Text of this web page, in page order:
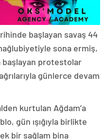
başlayan savaş 44
sona ermiş,
başlayan protestolar
günlerce devam
kurtulan Ağdam’a
gün ışığıyla birlikte
bir sağlam bina